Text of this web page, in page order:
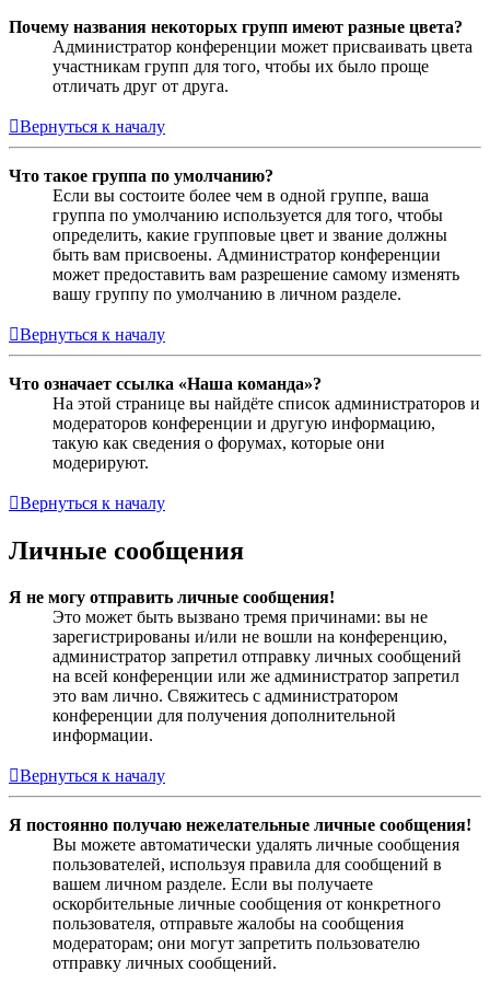
Почему названия некоторых групп имеют разные цвета?
Администратор конференции может присваивать цвета
участникам групп для того, чтобы их было проще
отличать друг от друга.
Вернуться к началу
Что такое группа по умолчанию?
Если вы состоите более чем в одной группе, ваша
группа по умолчанию используется для того, чтобы
определить, какие групповые цвет и звание должны
быть вам присвоены. Администратор конференции
может предоставить вам разрешение самому изменять
вашу группу по умолчанию в личном разделе.
Вернуться к началу
Что означает ссылка «Наша команда»?
На этой странице вы найдёте список администраторов и
модераторов конференции и другую информацию,
такую как сведения о форумах, которые они
модерируют.
Вернуться к началу
Личные сообщения
Я не могу отправить личные сообщения!
Это может быть вызвано тремя причинами: вы не
зарегистрированы и/или не вошли на конференцию,
администратор запретил отправку личных сообщений
на всей конференции или же администратор запретил
это вам лично. Свяжитесь с администратором
конференции для получения дополнительной
информации.
Вернуться к началу
Я постоянно получаю нежелательные личные сообщения!
Вы можете автоматически удалять личные сообщения
пользователей, используя правила для сообщений в
вашем личном разделе. Если вы получаете
оскорбительные личные сообщения от конкретного
пользователя, отправьте жалобы на сообщения
модераторам; они могут запретить пользователю
отправку личных сообщений.